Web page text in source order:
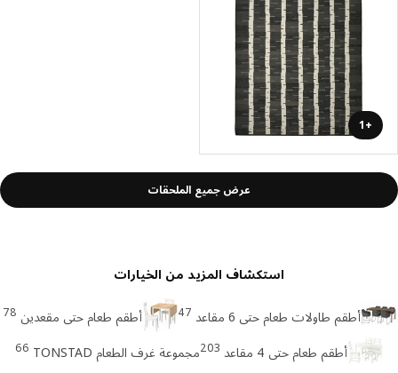
+1
عرض جميع الملحقات
استكشاف المزيد من الخيارات
أطقم طاولات طعام حتى 6 مقاعد 47 أطقم طعام حتى مقعدين 78
أطقم طعام حتى 4 مقاعد 203مجموعة غرف الطعام TONSTAD 66